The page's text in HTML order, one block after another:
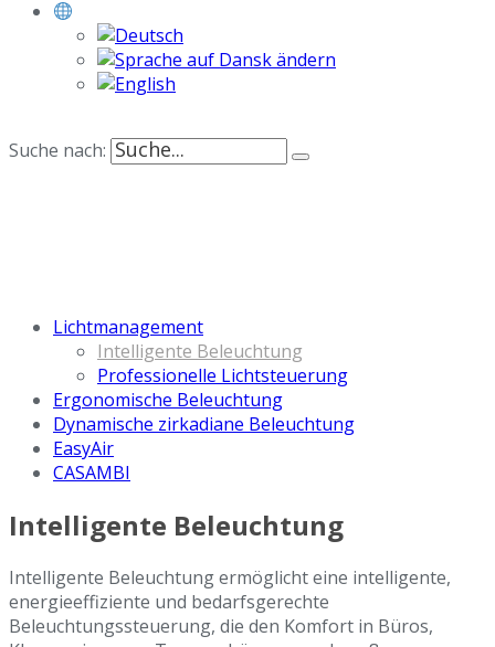
Suche nach:
Lichtmanagement
Intelligente Beleuchtung
Professionelle Lichtsteuerung
Ergonomische Beleuchtung
Dynamische zirkadiane Beleuchtung
EasyAir
CASAMBI
Intelligente Beleuchtung
Intelligente Beleuchtung ermöglicht eine intelligente,
energieeffiziente und bedarfsgerechte
Beleuchtungssteuerung, die den Komfort in Büros,